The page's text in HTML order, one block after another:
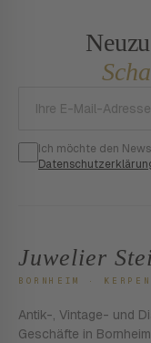
Ich möchte den
Juwelier
BORNHEIM · KERPEN
Antik-, Vintage- und
Geschäfte in